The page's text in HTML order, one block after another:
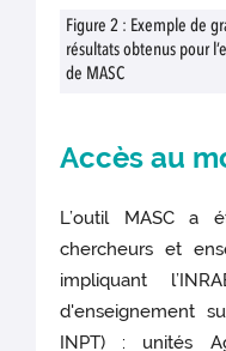
Figure 2 : Exemple de
résultats obtenus pour
de MASC
Accès au
L’outil MASC a
chercheurs et
impliquant
d'enseignement
INPT) : unités